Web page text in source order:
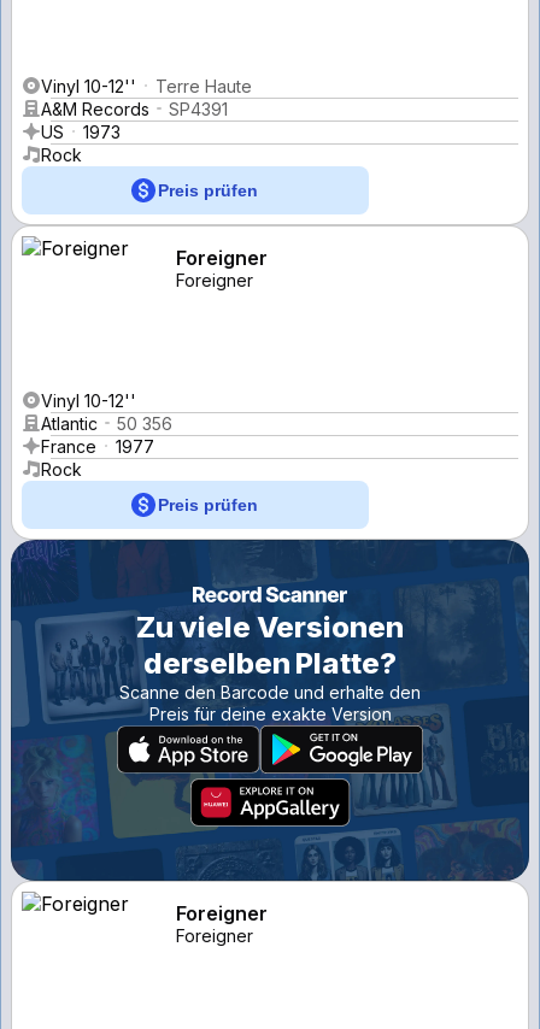
Vinyl 10-12''
Terre Haute
A&M Records
SP4391
US
1973
Rock
Preis prüfen
Foreigner
Foreigner
Vinyl 10-12''
Atlantic
50 356
France
1977
Rock
Preis prüfen
Zu viele Versionen
derselben Platte?
Scanne den Barcode und erhalte den
Preis für deine exakte Version
Foreigner
Foreigner